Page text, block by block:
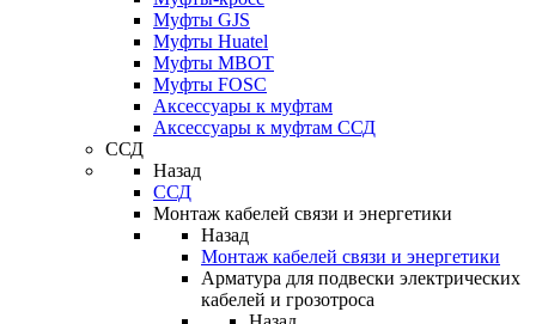
Муфты GJS
Муфты Huatel
Муфты МВОТ
Муфты FOSC
Аксессуары к муфтам
Аксессуары к муфтам ССД
ССД
Назад
ССД
Монтаж кабелей связи и энергетики
Назад
Монтаж кабелей связи и энергетики
Арматура для подвески электрических
кабелей и грозотроса